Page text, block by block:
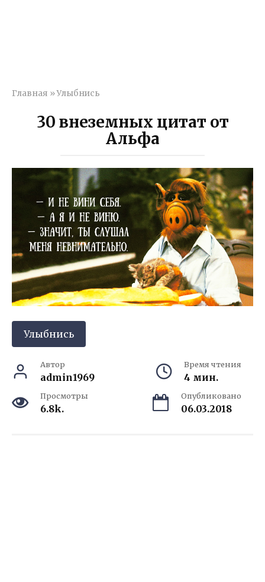
Главная »Улыбнись
30 внеземных цитат от
Альфа
Улыбнись
Автор
admin1969
Время чтения
4 мин.
Просмотры
6.8k.
Опубликовано
06.03.2018